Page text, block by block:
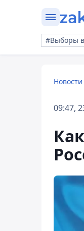
#Выборы
09:47,